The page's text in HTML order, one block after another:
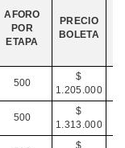
AFORO
POR
ETAPA
PRECIO
BOLETA
500
$
1.205.000
500
$
1.313.000